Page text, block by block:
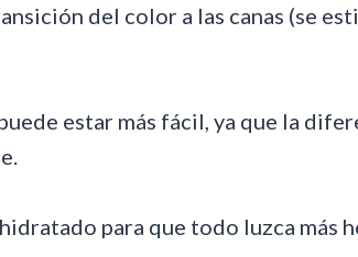
del color a las canas (se
estar más fácil, ya que la
para que todo luzca más